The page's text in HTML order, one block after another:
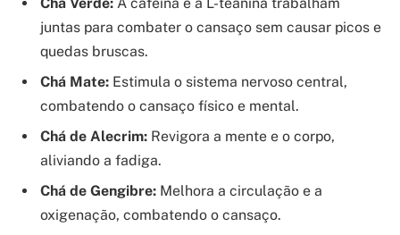
juntas para combater o cansaço sem causar picos e
quedas bruscas.
Chá Mate: Estimula o sistema nervoso central,
combatendo o cansaço físico e mental.
Chá de Alecrim: Revigora a mente e o corpo,
aliviando a fadiga.
Chá de Gengibre: Melhora a circulação e a
oxigenação, combatendo o cansaço.